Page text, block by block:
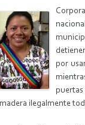
por
ilegalmente